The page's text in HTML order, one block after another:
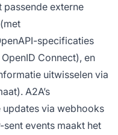
passende externe
(met
specificaties
Connect), en
uitwisselen via
A2A’s
via webhooks
events maakt het